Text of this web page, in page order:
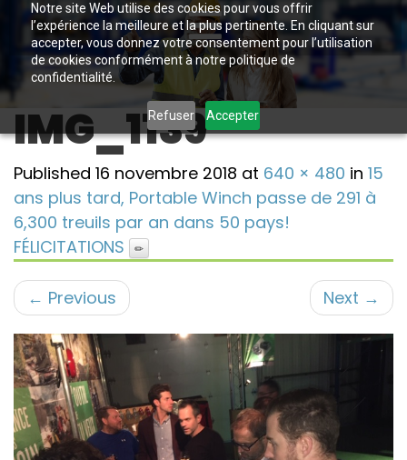
Notre site Web utilise des cookies pour vous offrir
l’expérience la meilleure et la plus pertinente. En cliquant sur
accepter, vous donnez votre consentement pour l’utilisation
de cookies conformément à notre politique de
confidentialité.
Refuser Accepter
IMG_1139
Published 16 novembre 2018 at 640 × 480 in 15
ans plus tard, Portable Winch passe de 291 à
6,300 treuils par an dans 50 pays!
FÉLICITATIONS
← Previous Next →